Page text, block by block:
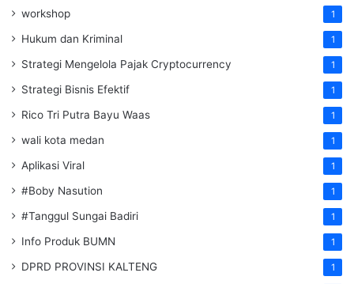
workshop 1
Hukum dan Kriminal 1
Strategi Mengelola Pajak Cryptocurrency 1
Strategi Bisnis Efektif 1
Rico Tri Putra Bayu Waas 1
wali kota medan 1
Aplikasi Viral 1
#Boby Nasution 1
#Tanggul Sungai Badiri 1
Info Produk BUMN 1
DPRD PROVINSI KALTENG 1